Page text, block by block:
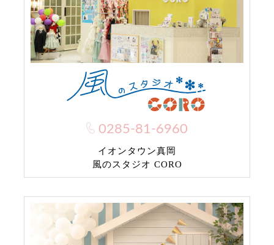
0285-81-6960
イオンタウン真岡
風のスタジオ CORO